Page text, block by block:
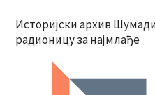
Историјски архив
радионицу за најмлађе